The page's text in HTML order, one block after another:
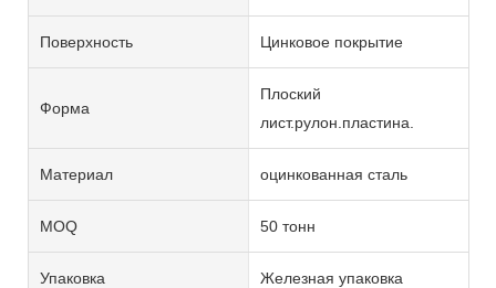
Поверхность Цинковое покрытие
Форма
Плоский
лист.рулон.пластина.
Материал оцинкованная сталь
MOQ 50 тонн
Упаковка Железная упаковка